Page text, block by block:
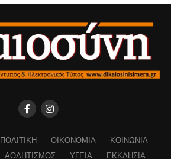
ΠΟΛΙΤΙΚΉ ΟΙΚΟΝΟΜΊΑ
ΚΟΙΝΩΝΊΑ
ΑΘΛΗΤΙΣΜΌΣ ΥΓΕΊΑ ΕΚΚΛΗΣΊΑ